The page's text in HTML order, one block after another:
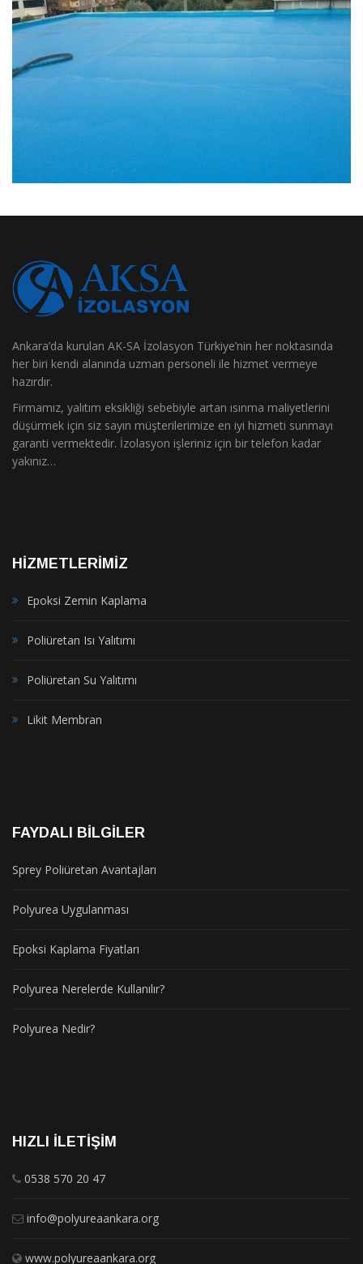
Ankara’da kurulan AK-SA İzolasyon Türkiye’nin her noktasında
her biri kendi alanında uzman personeli ile hizmet vermeye
hazırdır.
Firmamız, yalıtım eksikliği sebebiyle artan ısınma maliyetlerini
düşürmek için siz sayın müşterilerimize en iyi hizmeti sunmayı
garanti vermektedir. İzolasyon işleriniz için bir telefon kadar
yakınız…
HIZMETLERIMIZ
Epoksi Zemin Kaplama
Poliüretan Isı Yalıtımı
Poliüretan Su Yalıtımı
Likit Membran
FAYDALI BILGILER
Sprey Poliüretan Avantajları
Polyurea Uygulanması
Epoksi Kaplama Fiyatları
Polyurea Nerelerde Kullanılır?
Polyurea Nedir?
HIZLI İLETIŞIM
0538 570 20 47
info@polyureaankara.org
www.polyureaankara.org